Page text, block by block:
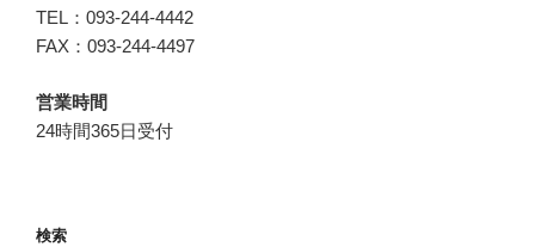
TEL：093-244-4442
FAX：093-244-4497
営業時間
24時間365日受付
検索